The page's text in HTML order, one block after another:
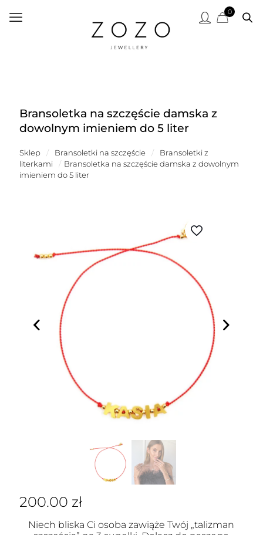
0
Bransoletka na szczęście damska z
dowolnym imieniem do 5 liter
Sklep / Bransoletki na szczęście /
Bransoletki z
literkami
/ Bransoletka na szczęście damska z dowolnym
imieniem do 5 liter
200.00 zł
Niech bliska Ci osoba zawiąże Twój „talizman